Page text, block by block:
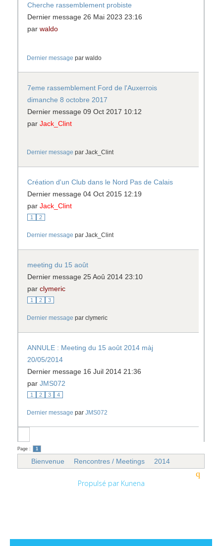
Cherche rassemblement probiste
Dernier message 26 Mai 2023 23:16
parwaldo
Dernier message par waldo
7eme rassemblement Ford de l'Auxerrois
dimanche 8 octobre 2017
Dernier message 09 Oct 2017 10:12
parJack_Clint
Dernier message par Jack_Clint
Création d'un Club dans le Nord Pas de Calais
Dernier message 04 Oct 2015 12:19
parJack_Clint
1 2
Dernier message par Jack_Clint
meeting du 15 août
Dernier message 25 Aoû 2014 23:10
parclymeric
1 2 3
Dernier message par clymeric
ANNULE : Meeting du 15 août 2014 màj
20/05/2014
Dernier message 16 Juil 2014 21:36
parJMS072
1 2 3 4
Dernier message par JMS072
Page : 1
Bienvenue Rencontres / Meetings 2014
Propulsé par Kunena